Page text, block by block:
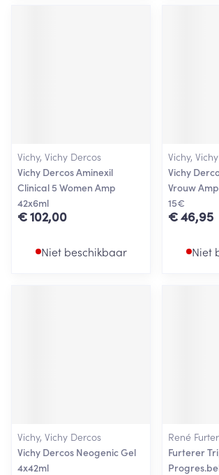
Vichy, Vichy Dercos
Vichy Dercos Aminexil
Clinical 5 Women Amp
42x6ml
€ 102,00
Niet beschikbaar
Vichy,
Vichy
Vrouw
15€
€ 46,95
Niet
Vichy, Vichy Dercos
Vichy Dercos Neogenic Gel
4x42ml
René
Furterer